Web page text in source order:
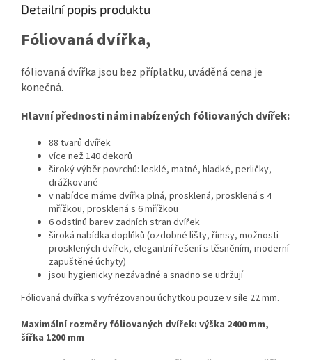
Detailní popis produktu
Fóliovaná dvířka,
fóliovaná dvířka jsou bez příplatku, uváděná cena je
konečná.
Hlavní přednosti námi nabízených fóliovaných dvířek:
88 tvarů dvířek
více než 140 dekorů
široký výběr povrchů: lesklé, matné, hladké, perličky,
drážkované
v nabídce máme dvířka plná, prosklená, prosklená s 4
mřížkou, prosklená s 6 mřížkou
6 odstínů barev zadních stran dvířek
široká nabídka doplňků (ozdobné lišty, římsy, možnosti
prosklených dvířek, elegantní řešení s těsněním, moderní
zapuštěné úchyty)
jsou hygienicky nezávadné a snadno se udržují
Fóliovaná dvířka s vyfrézovanou úchytkou pouze v síle 22 mm.
Maximální rozměry fóliovaných dvířek: výška 2400 mm,
šířka 1200 mm